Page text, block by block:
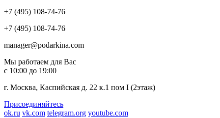
+7 (495) 108-74-76
+7 (495) 108-74-76
manager@podarkina.com
Мы работаем для Вас
с 10:00 до 19:00
г. Москва, Каспийская д. 22 к.1 пом I (2этаж)
Присоединяйтесь
ok.ru vk.com telegram.org youtube.com